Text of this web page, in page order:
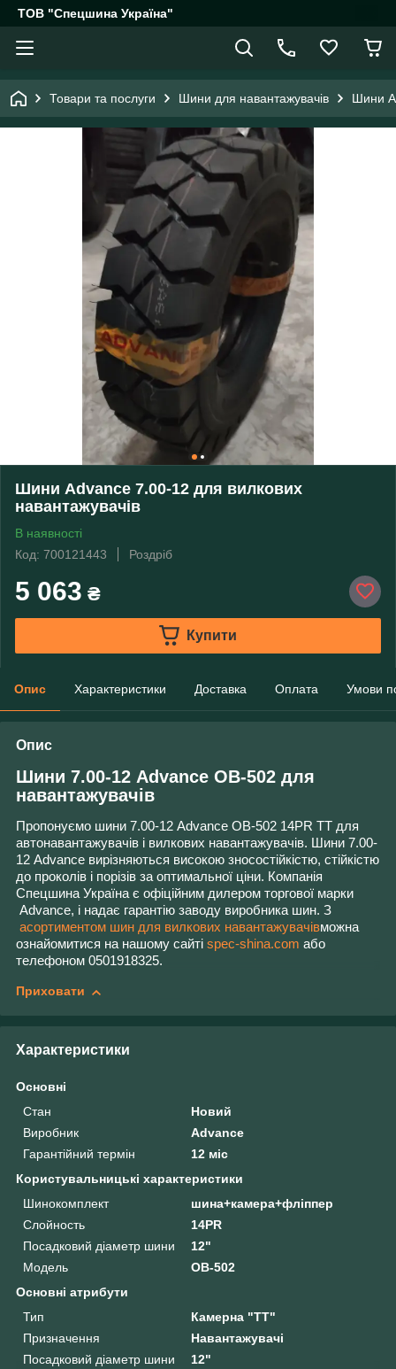
ТОВ "Спецшина Україна"
Товари та послуги Шини для навантажувачів Шини
Шини Advance 7.00-12 для вилкових
навантажувачів
В наявності
Код: 700121443
Роздріб
5 063 ₴
Купити
Опис Характеристики Доставка Оплата Умови
Опис
Шини 7.00-12 Advance OB-502 для
навантажувачів
Пропонуємо шини 7.00-12 Advance OB-502 14PR TT для
автонавантажувачів і вилкових навантажувачів. Шини 7.00-
12 Advance вирізняються високою зносостійкістю, стійкістю
до проколів і порізів за оптимальної ціни. Компанія
Спецшина Україна є офіційним дилером торгової марки
Advance, і надає гарантію заводу виробника шин. З
асортиментом шин для вилкових навантажувачівможна
ознайомитися на нашому сайті spec-shina.com або
телефоном 0501918325.
Приховати
Характеристики
Основні
Стан
Новий
Виробник
Advance
Гарантійний термін
12 міс
Користувальницькі характеристики
Шинокомплект
шина+камера+фліппер
Слойность
14PR
Посадковий діаметр шини
12"
Модель
OB-502
Основні атрибути
Тип
Камерна "TT"
Призначення
Навантажувачі
Посадковий діаметр шини
12"